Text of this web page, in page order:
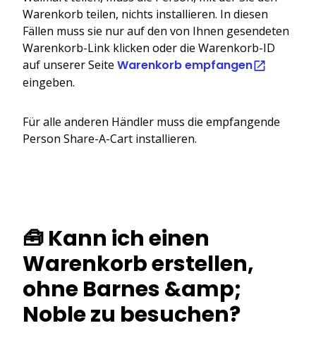
Warenkorb teilen, nichts installieren. In diesen
Fällen muss sie nur auf den von Ihnen gesendeten
Warenkorb-Link klicken oder die Warenkorb-ID
auf unserer Seite Warenkorb empfangen
eingeben.
Für alle anderen Händler muss die empfangende
Person Share-A-Cart installieren.
🧰 Kann ich einen
Warenkorb erstellen,
ohne Barnes &amp;
Noble zu besuchen?